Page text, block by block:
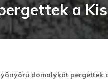
a
domolykót pergettek